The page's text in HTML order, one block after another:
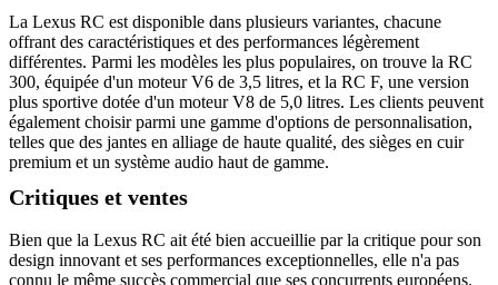
La Lexus RC est disponible dans plusieurs variantes, chacune
offrant des caractéristiques et des performances légèrement
différentes. Parmi les modèles les plus populaires, on trouve la RC
300, équipée d'un moteur V6 de 3,5 litres, et la RC F, une version
plus sportive dotée d'un moteur V8 de 5,0 litres. Les clients peuvent
également choisir parmi une gamme d'options de personnalisation,
telles que des jantes en alliage de haute qualité, des sièges en cuir
premium et un système audio haut de gamme.
Critiques et ventes
Bien que la Lexus RC ait été bien accueillie par la critique pour son
design innovant et ses performances exceptionnelles, elle n'a pas
connu le même succès commercial que ses concurrents européens.